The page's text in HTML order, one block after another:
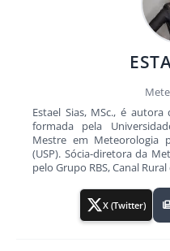
Estael Sias, MSc., é
formada pela
Mestre em Meteorologia
(USP). Sócia-diretora da
pelo Grupo RBS, Canal
X (Twitter)